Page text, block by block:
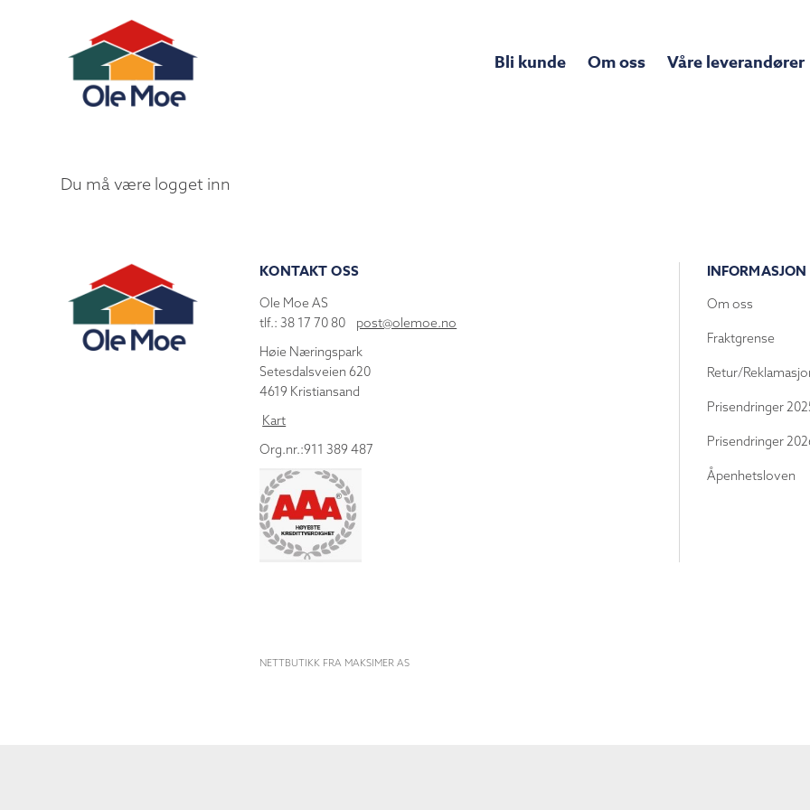
Bli kunde Om oss Våre leverandører
Du må være logget inn
KONTAKT OSS
Ole Moe AS
tlf.: 38 17 70 80 post@olemoe.no
Høie Næringspark
Setesdalsveien 620
4619 Kristiansand
Kart
Org.nr.:911 389 487
INFORMASJON
Om oss
Fraktgrense
Retur/
Prisendringer
Prisendringer
Åpenhetsloven
NETTBUTIKK FRA MAKSIMER AS